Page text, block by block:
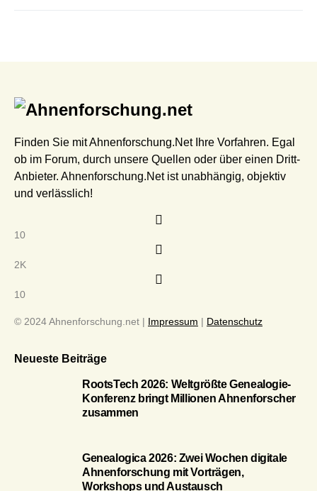
Finden Sie mit Ahnenforschung.Net Ihre Vorfahren. Egal
ob im Forum, durch unsere Quellen oder über einen Dritt-
Anbieter. Ahnenforschung.Net ist unabhängig, objektiv
und verlässlich!
10
2K
10
© 2024 Ahnenforschung.net | Impressum | Datenschutz
Neueste Beiträge
RootsTech 2026: Weltgrößte Genealogie-
Konferenz bringt Millionen Ahnenforscher
zusammen
Genealogica 2026: Zwei Wochen digitale
Ahnenforschung mit Vorträgen,
Workshops und Austausch